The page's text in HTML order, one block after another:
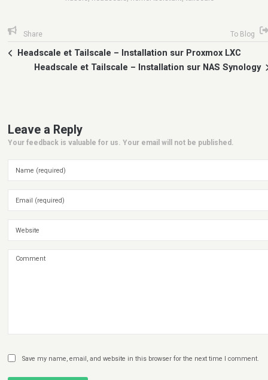
Share To Blog
Headscale et Tailscale – Installation sur Proxmox LXC
Headscale et Tailscale – Installation sur NAS Synology
Leave a Reply
Your feedback is valuable for us. Your email will not be published.
Save my name, email, and website in this browser for the next time I comment.